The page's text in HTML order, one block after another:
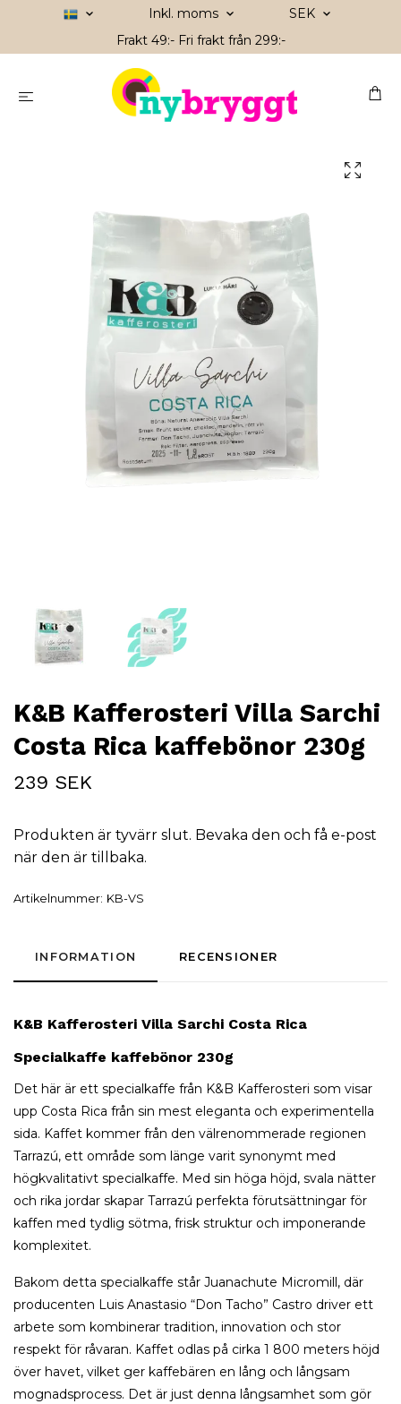
Inkl. moms
SEK
Frakt 49:- Fri frakt från 299:-
K&B Kafferosteri Villa Sarchi
Costa Rica kaffebönor 230g
239 SEK
Produkten är tyvärr slut. Bevaka den och få e-post
när den är tillbaka.
Artikelnummer: KB-VS
INFORMATION RECENSIONER
K&B Kafferosteri Villa Sarchi Costa Rica
Specialkaffe kaffebönor 230g
Det här är ett specialkaffe från K&B Kafferosteri som visar
upp Costa Rica från sin mest eleganta och experimentella
sida. Kaffet kommer från den välrenommerade regionen
Tarrazú, ett område som länge varit synonymt med
högkvalitativt specialkaffe. Med sin höga höjd, svala nätter
och rika jordar skapar Tarrazú perfekta förutsättningar för
kaffen med tydlig sötma, frisk struktur och imponerande
komplexitet.
Bakom detta specialkaffe står Juanachute Micromill, där
producenten Luis Anastasio “Don Tacho” Castro driver ett
arbete som kombinerar tradition, innovation och stor
respekt för råvaran. Kaffet odlas på cirka 1 800 meters höjd
över havet, vilket ger kaffebären en lång och långsam
mognadsprocess. Det är just denna långsamhet som gör